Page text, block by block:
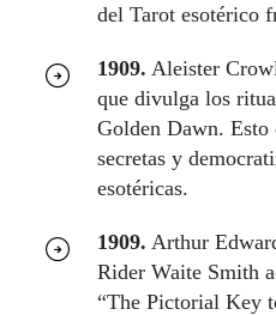
del Tarot esotérico
1909. Aleister
que divulga los
Golden Dawn. Esto
secretas y
esotéricas.
1909. Arthur
Rider Waite Smith
“The Pictorial Key